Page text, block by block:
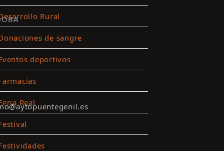
Rural
de sangre
deportivos
Real